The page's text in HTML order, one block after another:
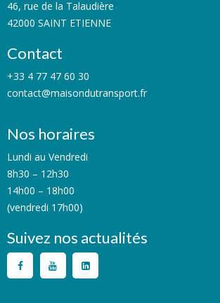
46, rue de la Talaudière
42000 SAINT ETIENNE
Contact
+33 4 77 47 60 30
contact@maisondutransport.fr
Nos horaires
Lundi au Vendredi
8h30 – 12h30
14h00 – 18h00
(vendredi 17h00)
Suivez nos actualités